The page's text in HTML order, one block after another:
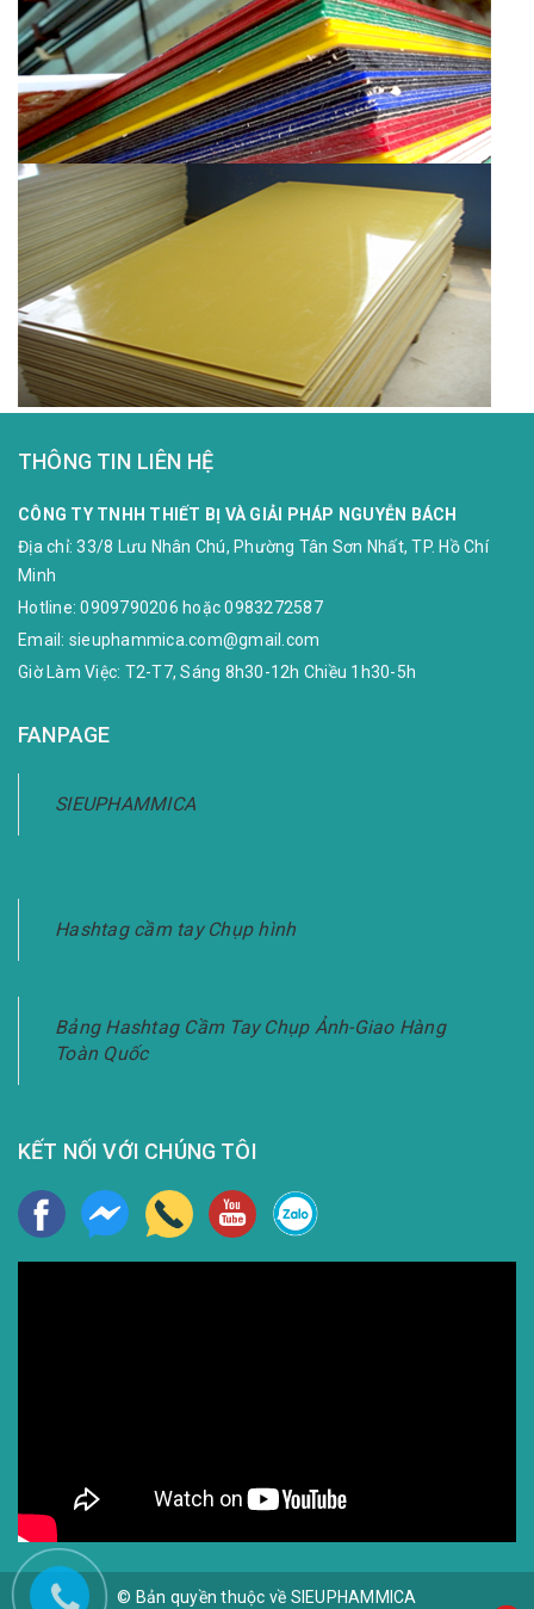
THÔNG TIN LIÊN HỆ
CÔNG TY TNHH THIẾT BỊ VÀ GIẢI PHÁP NGUYỄN BÁCH
Địa chỉ:33/8 Lưu Nhân Chú, Phường Tân Sơn Nhất, TP. Hồ Chí
Minh
Hotline:0909790206 hoặc0983272587
Email: sieuphammica.com@gmail.com
Giờ Làm Việc: T2-T7, Sáng 8h30-12h Chiều 1h30-5h
FANPAGE
SIEUPHAMMICA
Hashtag cầm tay Chụp hình
Bảng Hashtag Cầm Tay Chụp Ảnh-Giao Hàng
Toàn Quốc
KẾT NỐI VỚI CHÚNG TÔI
© Bản quyền thuộc về SIEUPHAMMICA